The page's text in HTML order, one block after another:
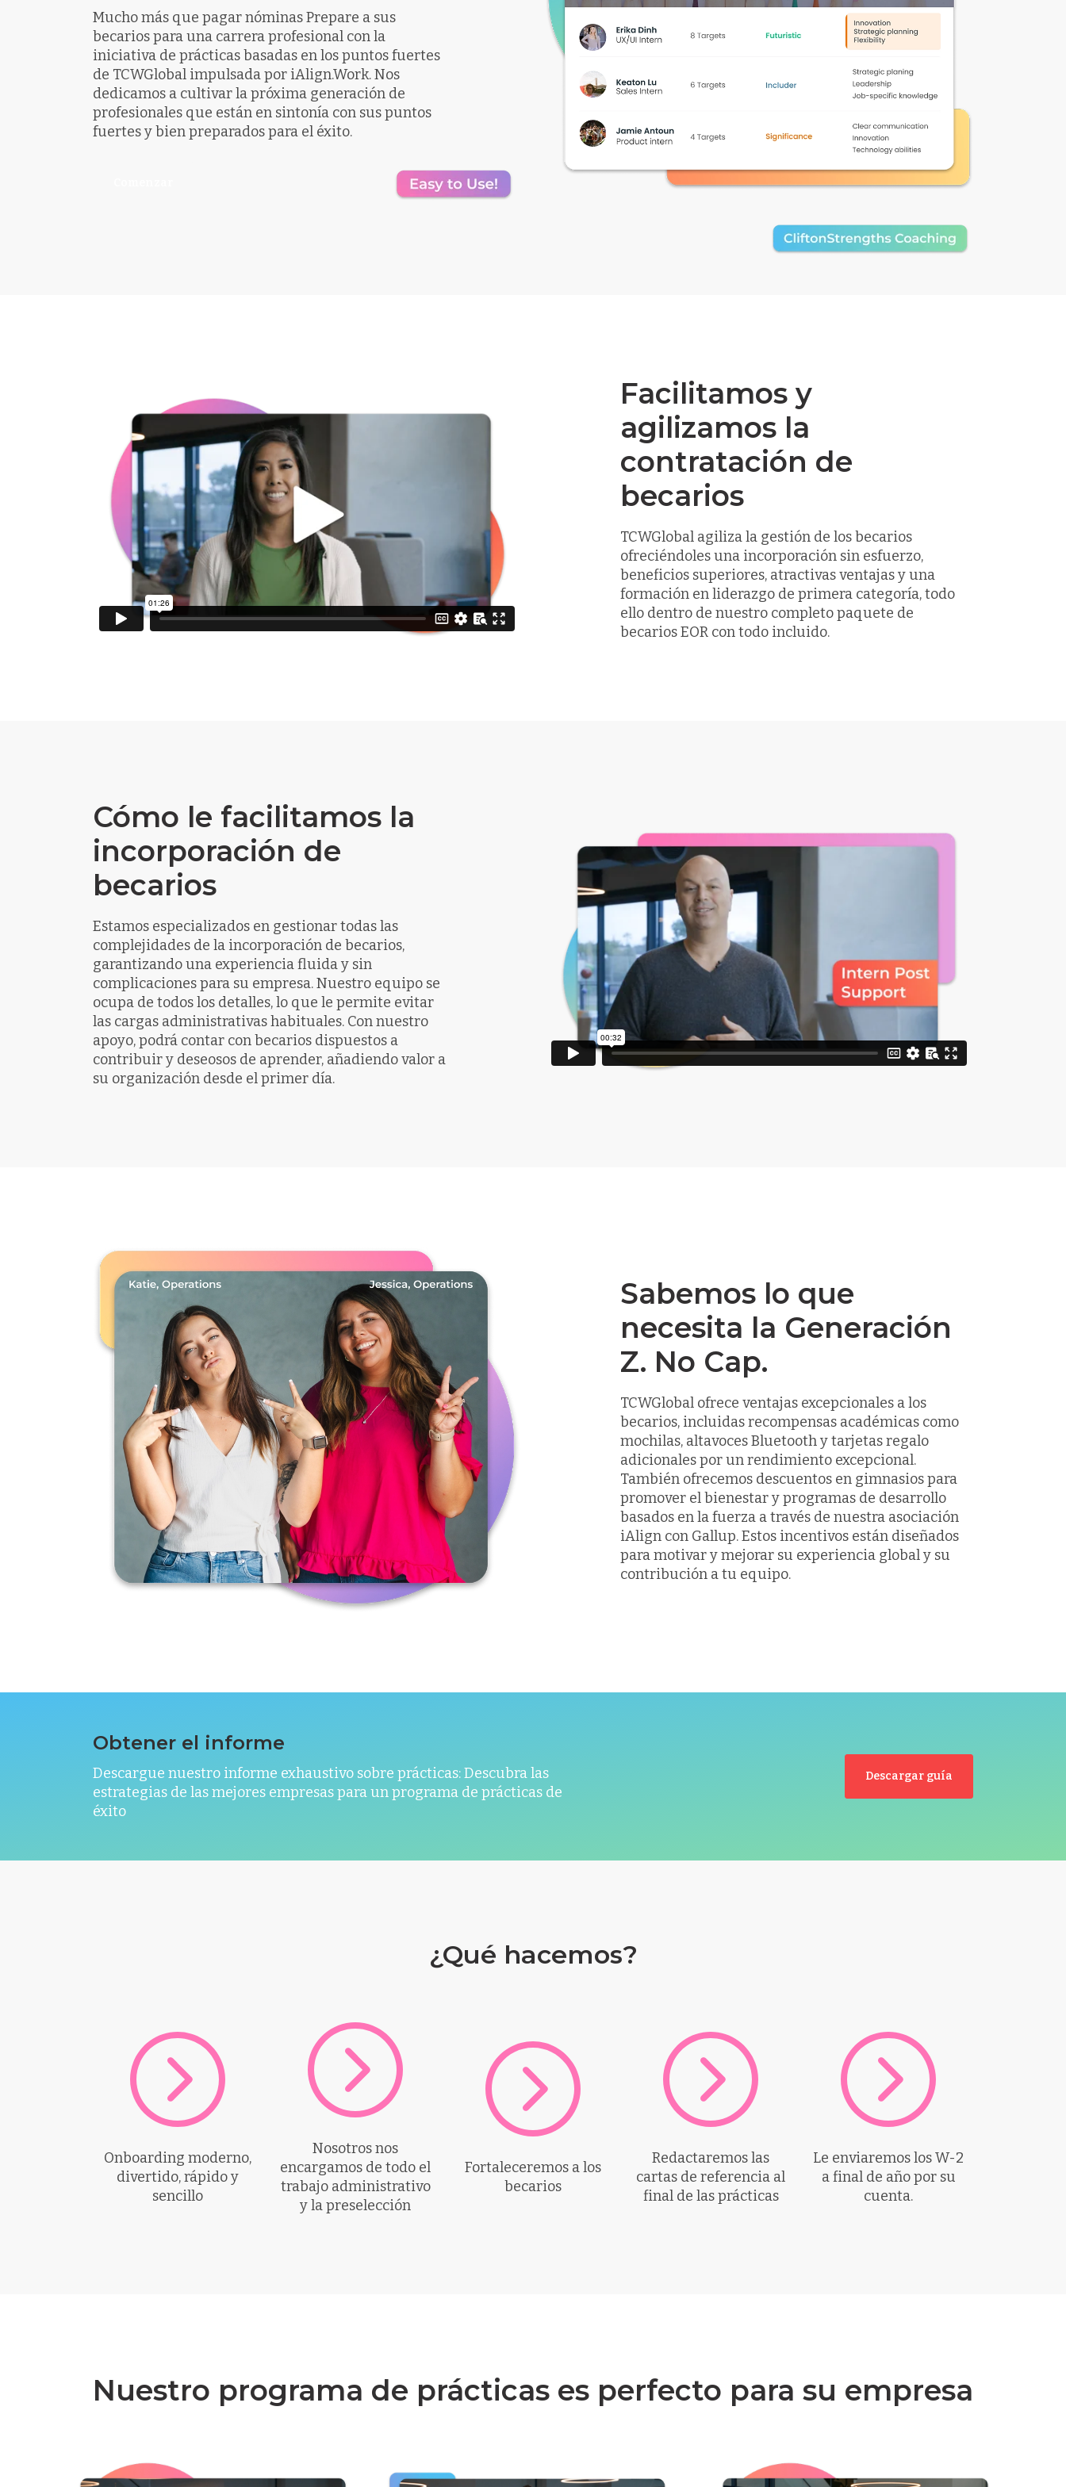
Mucho más que pagar nóminas Prepare a sus
becarios para una carrera profesional con la
iniciativa de prácticas basadas en los puntos fuertes
de TCWGlobal impulsada por iAlign.Work. Nos
dedicamos a cultivar la próxima generación de
profesionales que están en sintonía con sus puntos
fuertes y bien preparados para el éxito.
Facilitamos y
agilizamos la
contratación de
becarios
TCWGlobal agiliza la gestión de los becarios
ofreciéndoles una incorporación sin esfuerzo,
beneficios superiores, atractivas ventajas y una
formación en liderazgo de primera categoría, todo
ello dentro de nuestro completo paquete de
becarios EOR con todo incluido.
Cómo le facilitamos la
incorporación de
becarios
Estamos especializados en gestionar todas las
complejidades de la incorporación de becarios,
garantizando una experiencia fluida y sin
complicaciones para su empresa. Nuestro equipo se
ocupa de todos los detalles, lo que le permite evitar
las cargas administrativas habituales. Con nuestro
apoyo, podrá contar con becarios dispuestos a
contribuir y deseosos de aprender, añadiendo valor a
su organización desde el primer día.
Sabemos lo que
necesita la Generación
Z. No Cap.
TCWGlobal ofrece ventajas excepcionales a los
becarios, incluidas recompensas académicas como
mochilas, altavoces Bluetooth y tarjetas regalo
adicionales por un rendimiento excepcional.
También ofrecemos descuentos en gimnasios para
promover el bienestar y programas de desarrollo
basados en la fuerza a través de nuestra asociación
iAlign con Gallup. Estos incentivos están diseñados
para motivar y mejorar su experiencia global y su
contribución a tu equipo.
Obtener el informe
Descargue nuestro informe exhaustivo sobre prácticas: Descubra las
estrategias de las mejores empresas para un programa de prácticas de
éxito
Descargar guía
¿Qué hacemos?
Onboarding moderno,
divertido, rápido y
sencillo
Nosotros nos
encargamos de todo el
trabajo administrativo
y la preselección
Fortaleceremos a los
becarios
Redactaremos las
cartas de referencia al
final de las prácticas
Le enviaremos los W-2
a final de año por su
cuenta.
Nuestro programa de prácticas es perfecto para su empresa